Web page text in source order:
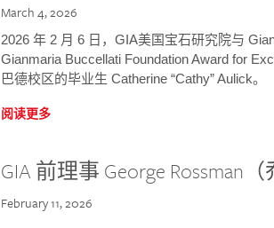
March 4, 2026
2026 年 2 月 6 日，GIA美国宝石研究院与
Gianmaria Buccellati Foundation Award for
巴德校区的毕业生 Catherine “Cathy” Aulick。
阅读更多
GIA 前理事 George Rossman
February 11, 2026